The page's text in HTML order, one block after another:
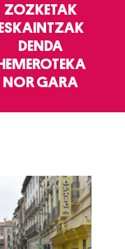
ZOZKETAK
ESKAINTZAK
DENDA
NOR GARA